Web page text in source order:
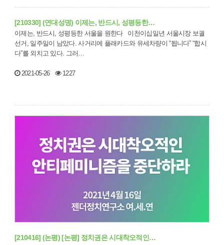
[210330] (연대성명) 이제는, 반드시, 성평등한…
이제는, 반드시, 성평등한 서울을 원한다 이천이십일년 서울시장 보궐
선거, 일주일이 남았다. 사거리에 플래카드와 유세차량이 “됩니다” “합시
다”를 외치고 있다. 그러…
2021-05-26 1227
[210416] (논평) [논평] 정치권은 시대착오적인…